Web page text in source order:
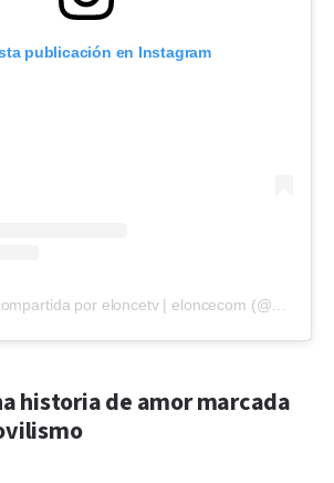
publicación en Instagram
historia de amor marcada